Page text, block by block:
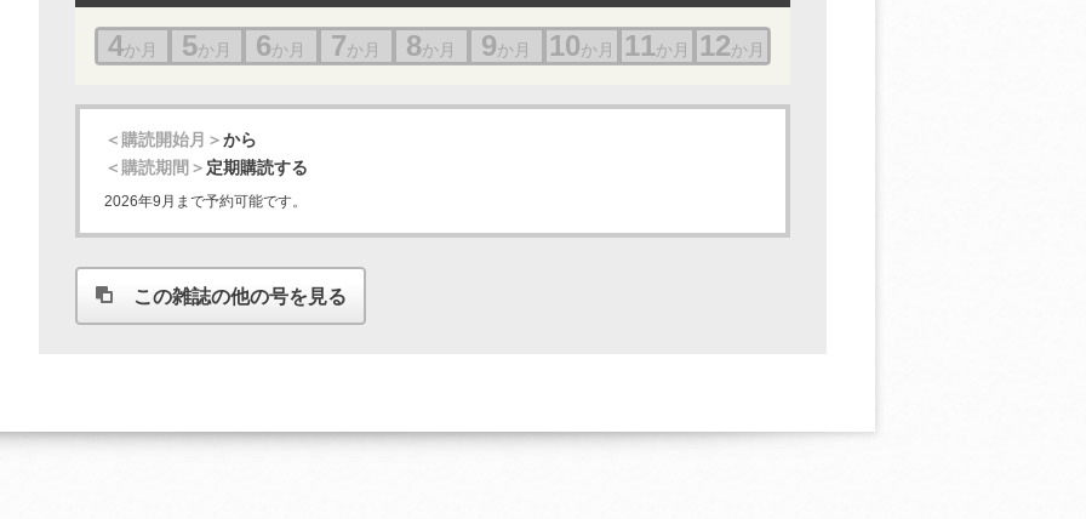
4か月 5か月 6か月 7か月 8か月 9か月 10か月 11か月 12か月
＜購読開始月＞から
＜購読期間＞ 定期購読する
2026年9月まで予約可能です。
この雑誌の他の号を見る